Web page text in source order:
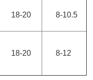
18-20 8-10.5
18-20 8-12